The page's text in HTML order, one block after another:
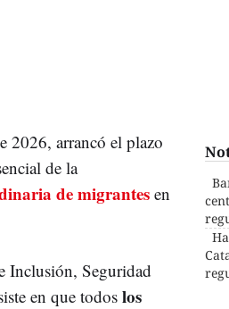
2026, arrancó el plazo
de la
de migrantes en
Inclusión, Seguridad
en que todoslos